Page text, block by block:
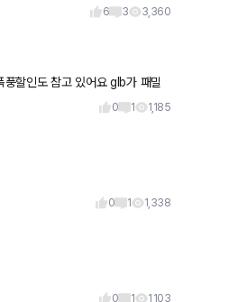
6 3 3,360
할인도 참고 있어요 glb가 패밀
0 1 1,185
0 1 1,338
0 1 1,103